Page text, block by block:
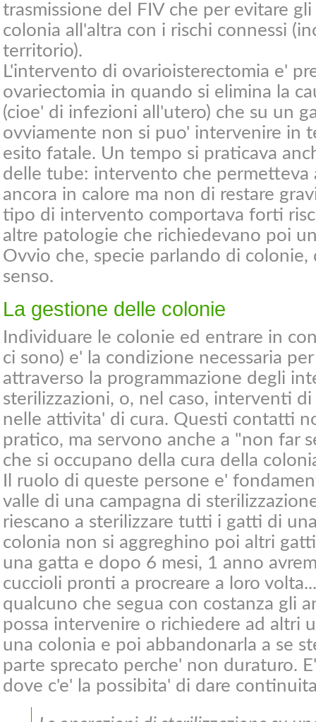
trasmissione del FIV che per evitare
colonia all'altra con i rischi connessi
territorio).
L'intervento di ovarioisterectomia e'
ovariectomia in quando si elimina la
(cioe' di infezioni all'utero) che su un
ovviamente non si puo' intervenire in
esito fatale. Un tempo si praticava
delle tube: intervento che permetteva
ancora in calore ma non di restare
tipo di intervento comportava forti
altre patologie che richiedevano poi
Ovvio che, specie parlando di
senso.
La gestione delle colonie
Individuare le colonie ed entrare in
ci sono) e' la condizione necessaria
attraverso la programmazione degli
sterilizzazioni, o, nel caso, interventi
nelle attivita' di cura. Questi contatti
pratico, ma servono anche a "non far
che si occupano della cura della
Il ruolo di queste persone e'
valle di una campagna di
riescano a sterilizzare tutti i gatti di
colonia non si aggreghino poi altri
una gatta e dopo 6 mesi, 1 anno
cuccioli pronti a procreare a loro
qualcuno che segua con costanza gli
possa intervenire o richiedere ad altri
una colonia e poi abbandonarla a se
parte sprecato perche' non duraturo.
dove c'e' la possibita' di dare